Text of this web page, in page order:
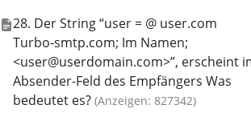
28. Der String “user = @ user.com
Turbo-smtp.com; Im Namen;
<user@userdomain.com>”, erscheint
Absender-Feld des Empfängers Was
bedeutet es? (Anzeigen: 827342)